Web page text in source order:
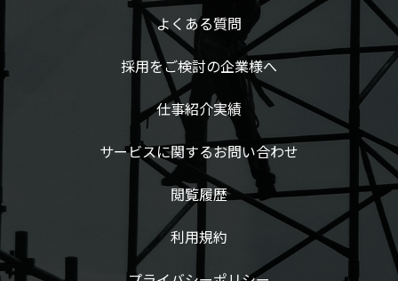
よくある質問
採用をご検討の企業様へ
仕事紹介実績
サービスに関するお問い合わせ
閲覧履歴
利用規約